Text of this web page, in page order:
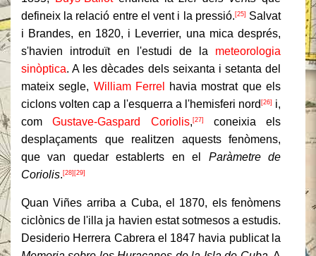
defineix la relació entre el vent i la pressió. [25]
Salvat
i Brandes, en 1820, i Leverrier, una mica després,
s'havien introduït en l'estudi de la meteorologia
sinòptica. A les dècades dels seixanta i setanta del
mateix segle, William Ferrel
havia mostrat que els
ciclons volten cap a l'esquerra a l'hemisferi nord [26]
i,
comGustave-Gaspard Coriolis, [27]
coneixia els
desplaçaments que realitzen aquests fenòmens,
que van quedar establerts en el Paràmetre de
Coriolis. [28] [29]
Quan Viñes arriba a Cuba, el 1870, els fenòmens
ciclònics de l'illa ja havien estat sotmesos a estudis.
Desiderio Herrera Cabrera el 1847 havia publicat la